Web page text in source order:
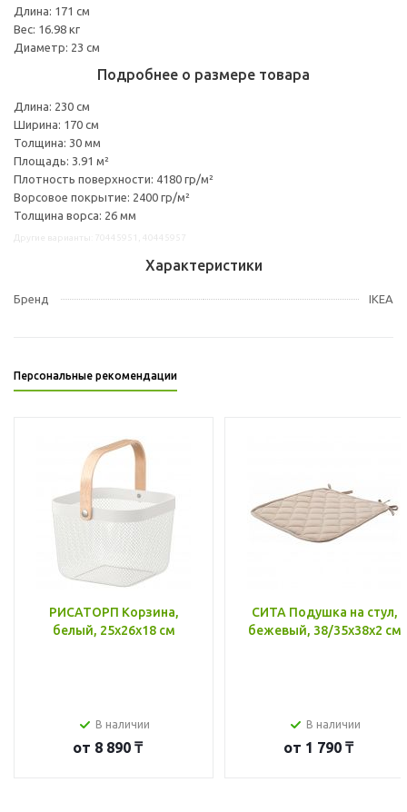
Длина: 171 см
Вес: 16.98 кг
Диаметр: 23 см
Подробнее о размере товара
Длина: 230 см
Ширина: 170 см
Толщина: 30 мм
Площадь: 3.91 м²
Плотность поверхности: 4180 гр/м²
Ворсовое покрытие: 2400 гр/м²
Толщина ворса: 26 мм
Характеристики
Бренд IKEA
Персональные рекомендации
РИСАТОРП Корзина,
белый, 25x26x18 см
В наличии
от 8 890 ₸
СИТА Подушка на стул,
бежевый, 38/35x38x2 см
В наличии
от 1 790 ₸